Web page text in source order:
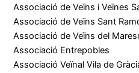
Associació de Veïns i Veïnes
Associació de Veïns Sant
Associació de Veïns del
Associació Entrepobles
Associació Veïnal Vila de